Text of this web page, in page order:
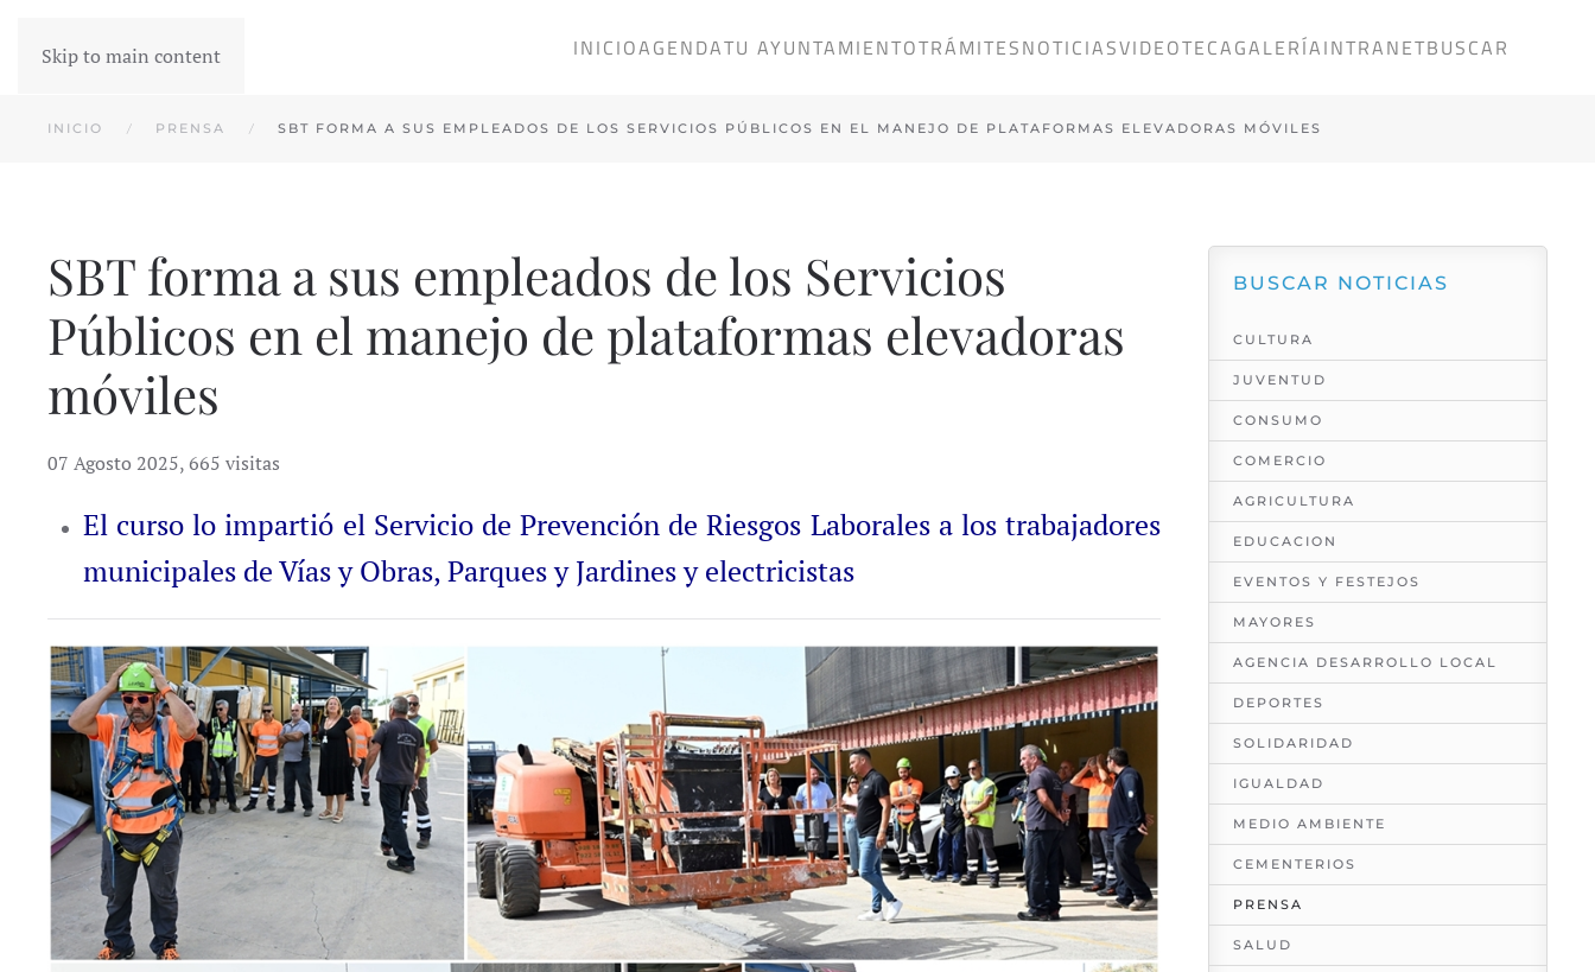
Skip to main content INICIOAGENDATU AYUNTAMIENTOTRÁMITESNOTICIASVIDEOTECAGALERÍAINTRANETBUSCAR
INICIO PRENSA SBT FORMA A SUS EMPLEADOS DE LOS SERVICIOS PÚBLICOS EN EL MANEJO DE PLATAFORMAS ELEVADORAS MÓVILES
SBT forma a sus empleados de los Servicios
Públicos en el manejo de plataformas elevadoras
móviles
07 Agosto 2025,665 visitas
El curso lo impartió el Servicio de Prevención de Riesgos Laborales a los trabajadores
municipales de Vías y Obras, Parques y Jardines y electricistas
BUSCAR NOTICIAS
CULTURA
JUVENTUD
CONSUMO
COMERCIO
AGRICULTURA
EDUCACION
EVENTOS Y FESTEJOS
MAYORES
AGENCIA DESARROLLO LOCAL
DEPORTES
SOLIDARIDAD
IGUALDAD
MEDIO AMBIENTE
CEMENTERIOS
PRENSA
SALUD